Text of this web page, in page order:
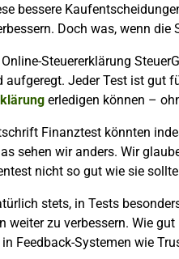
bessere
Doch was, wenn
Steuererklärung
aufgeregt. Jeder Test ist gut
erledigen können –
Finanztest könnten
sehen wir anders. Wir
nicht so gut wie sie
stets, in Tests
weiter zu verbessern. Wie
Feedback-Systemen wie